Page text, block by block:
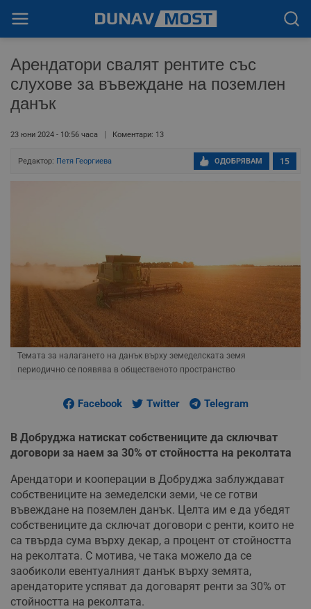
Арендатори свалят рентите със
слухове за въвеждане на поземлен
данък
23 юни 2024 - 10:56 часа Коментари: 13
Редактор: Петя Георгиева 15
ОДОБРЯВАМ
Темата за налагането на данък върху земеделската земя
периодично се появява в общественото пространство
Facebook Twitter Telegram
В Добруджа натискат собствениците да сключват
договори за наем за 30% от стойността на реколтата
Арендатори и кооперации в Добруджа заблуждават
собствениците на земеделски земи, че се готви
въвеждане на поземлен данък. Целта им е да убедят
собствениците да сключат договори с ренти, които не
са твърда сума върху декар, а процент от стойността
на реколтата. С мотива, че така можело да се
заобиколи евентуалният данък върху земята,
арендаторите успяват да договарят ренти за 30% от
стойността на реколтата.